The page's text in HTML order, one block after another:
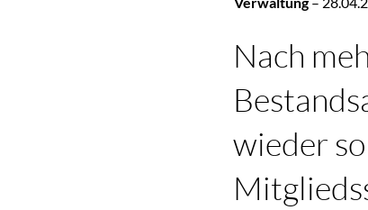
Nach
wieder